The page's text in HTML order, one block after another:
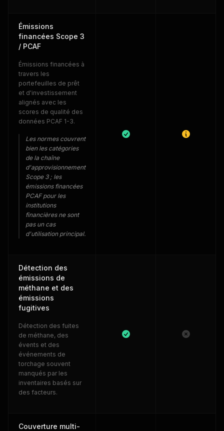
Émissions
financées Scope 3
/ PCAF
Émissions financées à
travers les
portefeuilles de prêt
et d'investissement
alignés avec les
scores de qualité des
données PCAF 1-3.
Les normes couvrent
bien les catégories
de la chaîne
d'approvisionnement
Scope 3 ; les
émissions financées
PCAF pour les
institutions
financières ne sont
pas un cas
d'utilisation principal.
Détection des
émissions de
méthane et des
émissions
fugitives
Détection des fuites
de méthane, des
évents et des
événements de
torchage souvent
manqués par les
inventaires basés sur
des facteurs.
Couverture multi-